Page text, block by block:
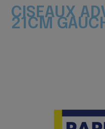
CISEAUX
21CM